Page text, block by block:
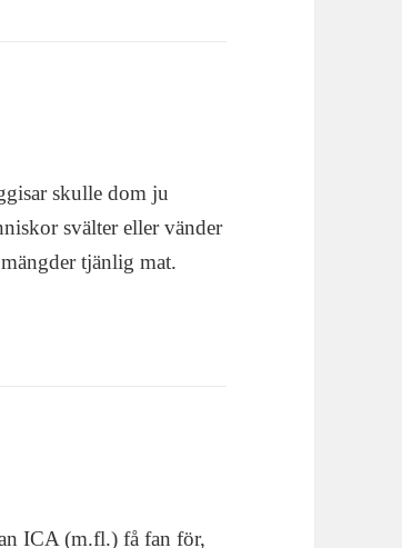
skulle dom ju
svälter eller vänder
tjänlig mat.
ICA (m.fl.) få fan för,